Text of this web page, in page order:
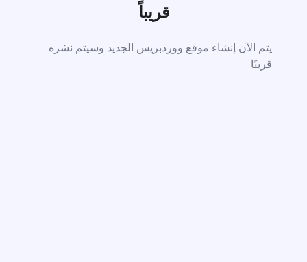
قريباً
يتم الآن إنشاء موقع ووردبريس الجديد وسيتم نشره
قريبًا